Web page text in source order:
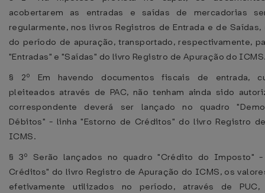
acobertarem as entradas e saídas de mercadorias
regularmente, nos livros Registros de Entrada e de
do período de apuração, transportado, respectivamente,
"Entradas" e "Saídas" do livro Registro de Apuração do
§ 2º Em havendo documentos fiscais de entrada,
pleiteados através de PAC, não tenham ainda sido
correspondente deverá ser lançado no quadro
Débitos" - linha "Estorno de Créditos" do livro Registro
ICMS.
§ 3º Serão lançados no quadro "Crédito do Imposto"
Créditos" do livro Registro de Apuração do ICMS, os
efetivamente utilizados no período, através de